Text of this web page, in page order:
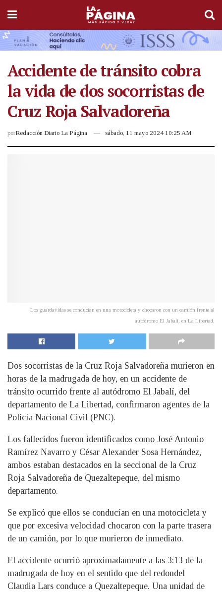
Accidente de tránsito cobra
la vida de dos socorristas de
Cruz Roja Salvadoreña
porRedacción Diario La Página sábado, 11 mayo 2024 10:25 AM
Los guardavidas se conducían en una motocicleta y chocaron con un camión frente al
autódromo El Jabalí, en La Libertad.
Dos socorristas de la Cruz Roja Salvadoreña murieron en
horas de la madrugada de hoy, en un accidente de
tránsito ocurrido frente al autódromo El Jabalí, del
departamento de La Libertad, confirmaron agentes de la
Policía Nacional Civil (PNC).
Los fallecidos fueron identificados como José Antonio
Ramírez Navarro y César Alexander Sosa Hernández,
ambos estaban destacados en la seccional de la Cruz
Roja Salvadoreña de Quezaltepeque, del mismo
departamento.
Se explicó que ellos se conducían en una motocicleta y
que por excesiva velocidad chocaron con la parte trasera
de un camión, por lo que murieron de inmediato.
El accidente ocurrió aproximadamente a las 3:13 de la
madrugada de hoy en el sentido que del redondel
Claudia Lars conduce a Quezaltepeque. Una unidad de